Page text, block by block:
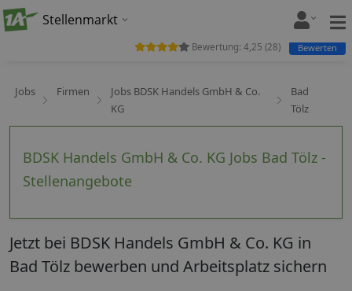
Stellenmarkt
Jobs Firmen
Jobs BDSK Handels GmbH & Co.
KG
Bad
Tölz
BDSK Handels GmbH & Co. KG Jobs Bad Tölz -
Stellenangebote
Bewertung: 4,25 (28) Bewerten
Jetzt bei BDSK Handels GmbH & Co. KG in
Bad Tölz bewerben und Arbeitsplatz sichern